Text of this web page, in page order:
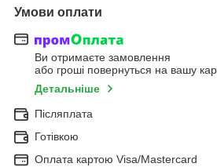
Умови оплати
Ви отримаєте замовлення
або гроші повернуться на вашу
Детальніше
Післяплата
Готівкою
Оплата картою Visa/Mastercard